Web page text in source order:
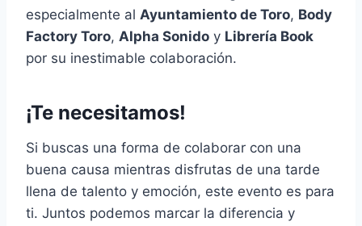
especialmente al Ayuntamiento de Toro, Body
Factory Toro, Alpha Sonido y Librería Book
por su inestimable colaboración.
¡Te necesitamos!
Si buscas una forma de colaborar con una
buena causa mientras disfrutas de una tarde
llena de talento y emoción, este evento es para
ti. Juntos podemos marcar la diferencia y